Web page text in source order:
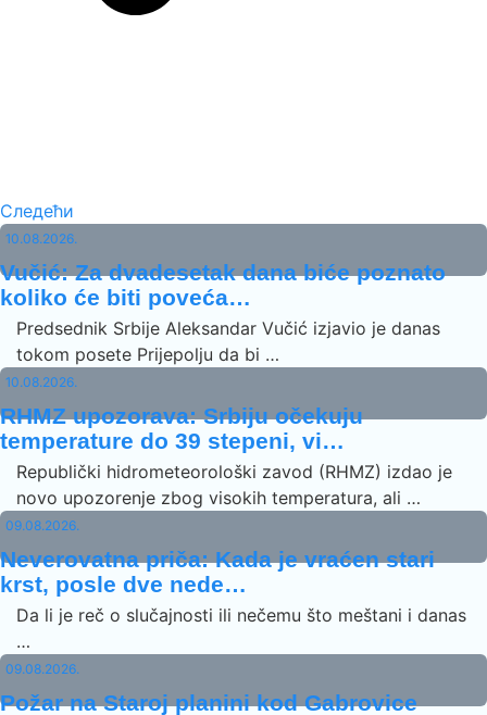
Следећи
10.08.2026.
Vučić: Za dvadesetak dana biće poznato
koliko će biti poveća…
Predsednik Srbije Aleksandar Vučić izjavio je danas
tokom posete Prijepolju da bi …
10.08.2026.
RHMZ upozorava: Srbiju očekuju
temperature do 39 stepeni, vi…
Republički hidrometeorološki zavod (RHMZ) izdao je
novo upozorenje zbog visokih temperatura, ali …
09.08.2026.
Neverovatna priča: Kada je vraćen stari
krst, posle dve nede…
Da li je reč o slučajnosti ili nečemu što meštani i danas
…
09.08.2026.
Požar na Staroj planini kod Gabrovice